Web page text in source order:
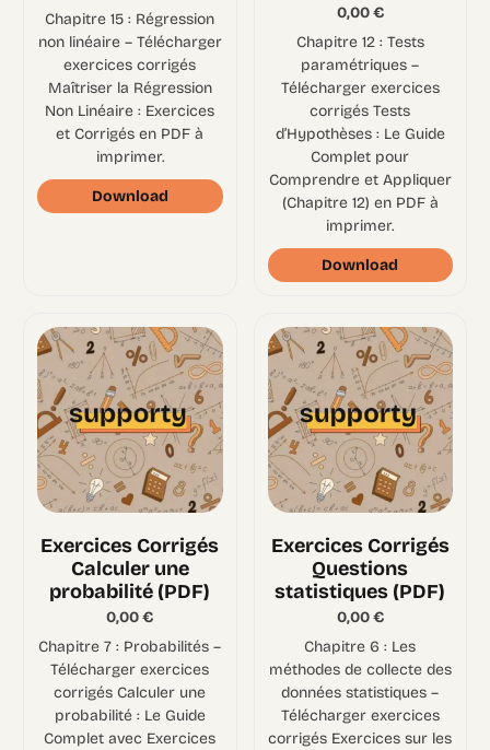
Chapitre 15 : Régression
non linéaire – Télécharger
exercices corrigés
Maîtriser la Régression
Non Linéaire : Exercices
et Corrigés en PDF à
imprimer.
Download
0,00€
Chapitre 12 : Tests
paramétriques –
Télécharger exercices
corrigés Tests
d’Hypothèses : Le Guide
Complet pour
Comprendre et Appliquer
(Chapitre 12) en PDF à
imprimer.
Download
Exercices Corrigés
Calculer une
probabilité (PDF)
0,00€
Chapitre 7 : Probabilités –
Télécharger exercices
corrigés Calculer une
probabilité : Le Guide
Complet avec Exercices
Exercices Corrigés
Questions
statistiques (PDF)
0,00€
Chapitre 6 : Les
méthodes de collecte des
données statistiques –
Télécharger exercices
corrigés Exercices sur les